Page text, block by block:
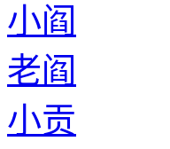
小阎
老阎
小贡